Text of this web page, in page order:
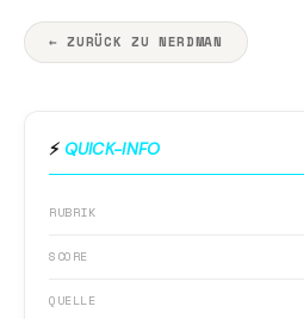
← ZURÜCK ZU NERDMAN
⚡ QUICK-INFO
RUBRIK
SCORE
QUELLE